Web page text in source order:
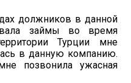
должников в данной
займы во время
Турции мне
в данную компанию.
позвонила ужасная